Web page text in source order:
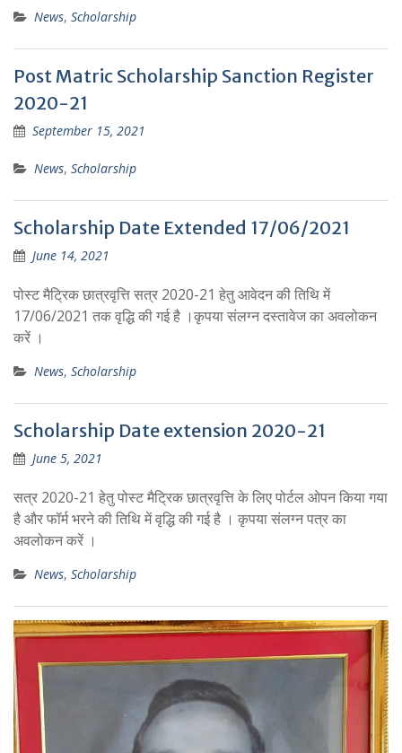
News, Scholarship
Post Matric Scholarship Sanction Register
2020-21
September 15, 2021
News, Scholarship
Scholarship Date Extended 17/06/2021
June 14, 2021
पोस्ट मैट्रिक छात्रवृत्ति सत्र 2020-21 हेतु आवेदन की तिथि में
17/06/2021 तक वृद्धि की गई है ।कृपया संलग्न दस्तावेज का अवलोकन
करें ।
News, Scholarship
Scholarship Date extension 2020-21
June 5, 2021
सत्र 2020-21 हेतु पोस्ट मैट्रिक छात्रवृत्ति के लिए पोर्टल ओपन किया गया
है और फॉर्म भरने की तिथि में वृद्धि की गई है । कृपया संलग्न पत्र का
अवलोकन करें ।
News, Scholarship